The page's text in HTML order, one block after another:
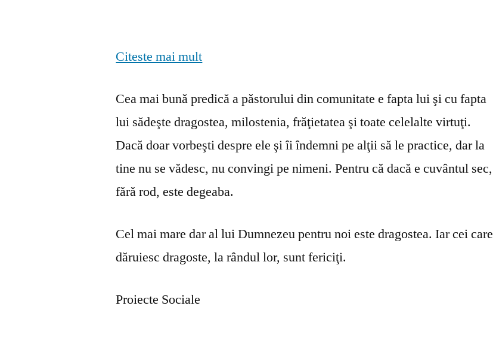
Citeste mai mult
Cea mai bună predică a păstorului din comunitate e fapta lui şi cu fapta
lui sădeşte dragostea, milostenia, frăţietatea şi toate celelalte virtuţi.
Dacă doar vorbeşti despre ele şi îi îndemni pe alţii să le practice, dar la
tine nu se vă­desc, nu convingi pe nimeni. Pentru că dacă e cuvântul sec,
fără rod, este degeaba.
Cel mai mare dar al lui Dumnezeu pentru noi este dragostea. Iar cei care
dăruiesc dragoste, la rândul lor, sunt fericiţi.
Proiecte Sociale